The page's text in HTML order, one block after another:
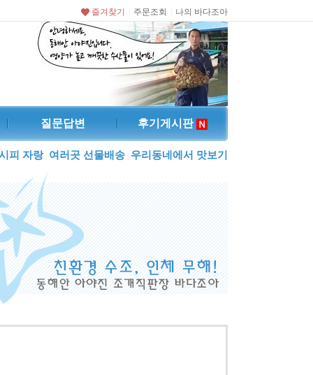
즐겨찾기 주문조회 나의 바다조아
질문답변 후기게시판
우리동네에서 맛보기
여러곳 선물배송
피 자랑